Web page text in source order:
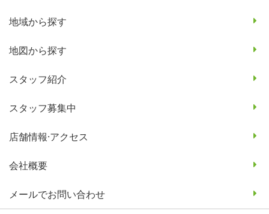
地域から探す
地図から探す
スタッフ紹介
スタッフ募集中
店舗情報·アクセス
会社概要
メールでお問い合わせ